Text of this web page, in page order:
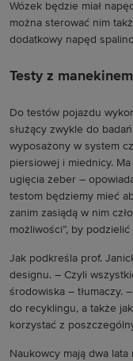
Wózek będzie miał
można sterować nim
dodatkowy napęd
Testy z manekinem
Do testów pojazdu
służący zwykle do
wyposażony w system
piersiowej i miednicy.
ugięcia żeber –
testom będziemy mieć
zanim zasiądą w nim
możliwości”, by
Jak podkreśla prof.
designu. – Czyli
środowiska – tłumaczy.
do recyklingu, a także
korzystać z
Naukowcy mają dwa